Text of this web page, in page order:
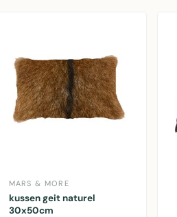
MARS & MORE
kussen geit naturel
30x50cm